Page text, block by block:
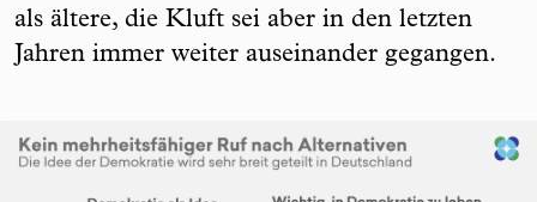
als ältere, die Kluft sei aber in den letzten
Jahren immer weiter auseinander gegangen.